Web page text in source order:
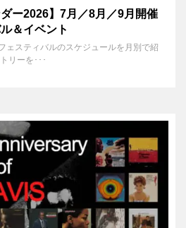
ー2026】7月／8月／9月開催
＆イベント
ェスティバルのスケジュールを月別で紹
リーを･･･